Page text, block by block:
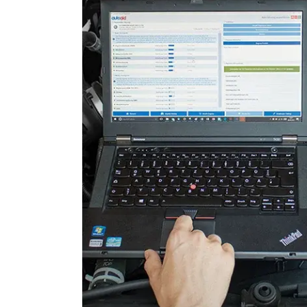
Fahrdynamik-Sitz vorne
Feststellbremse (EPB / SBC)
Gateway
Getriebesteuerung
Heckklappe
Hintere Bedieneinheit
Informationsanzeige
Klimaanlage
Kombiinstrument
Kraftstoffpumpe
Lenksäuleneinheit
Lichtsteuerung
Lichtsteuerung links
Lichtsteuerung rechts
Motorsteuerung (EMS)
Navigationssystem